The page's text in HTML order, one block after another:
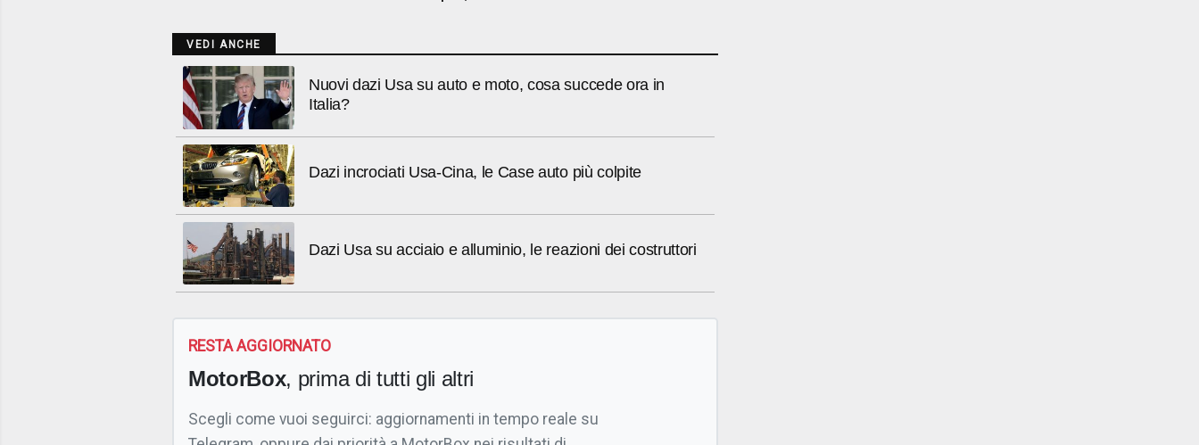
VEDI ANCHE
Nuovi dazi Usa su auto e moto, cosa succede ora in
Italia?
Dazi incrociati Usa-Cina, le Case auto più colpite
Dazi Usa su acciaio e alluminio, le reazioni dei costruttori
RESTA AGGIORNATO
MotorBox, prima di tutti gli altri
Scegli come vuoi seguirci: aggiornamenti in tempo reale su